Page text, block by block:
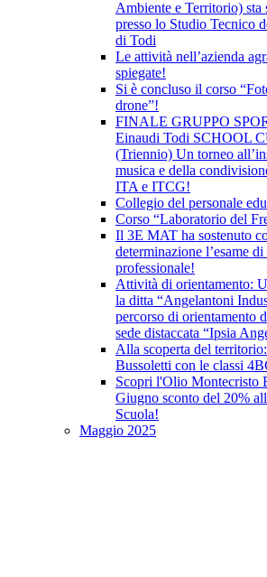
Ambiente e Territorio) sta
presso lo Studio Tecnico
di Todi
Le attività nell’azienda
spiegate!
Si è concluso il corso
drone”!
FINALE GRUPPO
Einaudi Todi SCHOOL
(Triennio) Un torneo
musica e della
ITA e ITCG!
Collegio del personale
Corso “Laboratorio del
Il 3E MAT ha sostenuto
determinazione l’esame
professionale!
Attività di orientamento:
la ditta “Angelantoni
percorso di orientamento
sede distaccata “Ipsia
Alla scoperta del
Bussoletti con le classi
Scopri l'Olio Montecristo
Giugno sconto del 20%
Scuola!
Maggio 2025